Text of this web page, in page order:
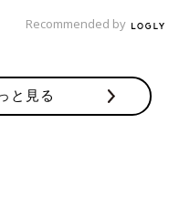
Recommended by
と見る